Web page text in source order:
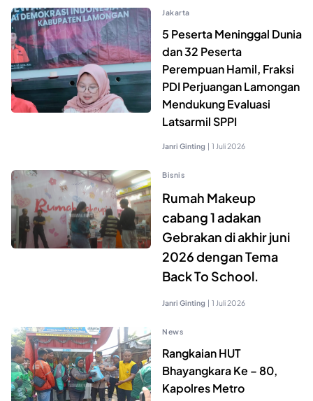
Jakarta
5 Peserta Meninggal Dunia
dan 32 Peserta
Perempuan Hamil, Fraksi
PDI Perjuangan Lamongan
Mendukung Evaluasi
Latsarmil SPPI
Janri Ginting | 1 Juli 2026
Bisnis
Rumah Makeup
cabang 1 adakan
Gebrakan di akhir juni
2026 dengan Tema
Back To School.
Janri Ginting | 1 Juli 2026
News
Rangkaian HUT
Bhayangkara Ke – 80,
Kapolres Metro